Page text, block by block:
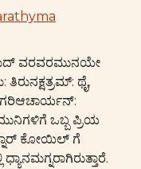
ವರವರಮುನಯೇ
ಥೈ,
ಒಬ್ಬ ಪ್ರಿಯ
ಕೋಯಿಲ್ ಗೆ